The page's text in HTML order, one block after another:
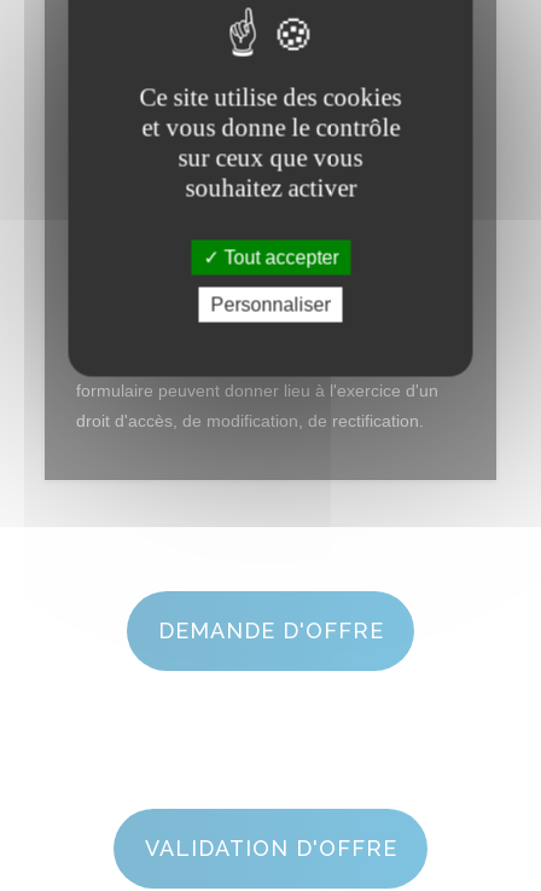
(*) Champs obligatoires
formulaire peuvent donner lieu à l'exercice d'un
droit d'accès, de modification, de rectification.
DEMANDE D'OFFRE
VALIDATION D'OFFRE
Ce site utilise des cookies
et vous donne le contrôle
sur ceux que vous
souhaitez activer
Tout accepter
Personnaliser